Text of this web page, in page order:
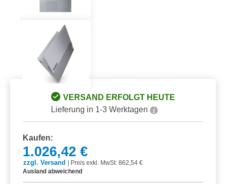
VERSAND ERFOLGT HEUTE
Lieferung in 1-3 Werktagen
Kaufen:
1.026,42 €
zzgl. Versand
Preis exkl. MwSt: 862,54 €
Ausland abweichend